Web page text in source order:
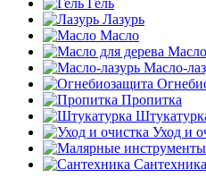
Гель
Лазурь
Масло
Масло-
Пропитка
Уход и
Сантехника